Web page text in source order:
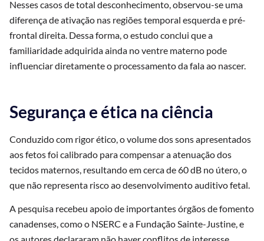
Nesses casos de total desconhecimento, observou-se uma
diferença de ativação nas regiões temporal esquerda e pré-
frontal direita. Dessa forma, o estudo conclui que a
familiaridade adquirida ainda no ventre materno pode
influenciar diretamente o processamento da fala ao nascer.
Segurança e ética na ciência
Conduzido com rigor ético, o volume dos sons apresentados
aos fetos foi calibrado para compensar a atenuação dos
tecidos maternos, resultando em cerca de 60 dB no útero, o
que não representa risco ao desenvolvimento auditivo fetal.
A pesquisa recebeu apoio de importantes órgãos de fomento
canadenses, como o NSERC e a Fundação Sainte-Justine, e